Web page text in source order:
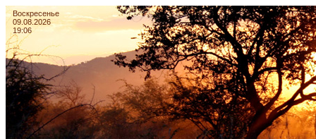
Воскресенье
09.08.2026
19:06